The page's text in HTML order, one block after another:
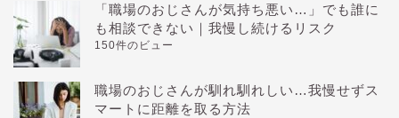
「職場のおじさんが気持ち悪い…」でも誰に
も相談できない｜我慢し続けるリスク
150件のビュー
職場のおじさんが馴れ馴れしい…我慢せずス
マートに距離を取る方法